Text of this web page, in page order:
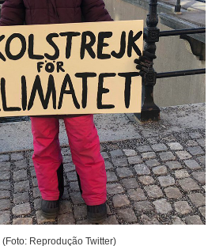
(Foto: Reprodução Twitter)